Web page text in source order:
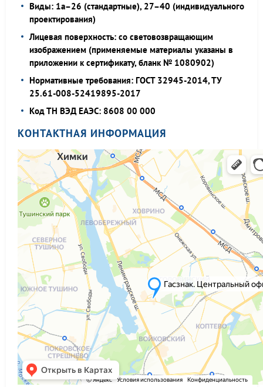
Виды: 1а–26 (стандартные), 27–40 (индивидуального
проектирования)
Лицевая поверхность: со световозвращающим
изображением (применяемые материалы указаны в
приложении к сертификату, бланк № 1080902)
Нормативные требования: ГОСТ 32945-2014, ТУ
25.61-008-52419895-2017
Код ТН ВЭД ЕАЭС: 8608 00 000
КОНТАКТНАЯ ИНФОРМАЦИЯ